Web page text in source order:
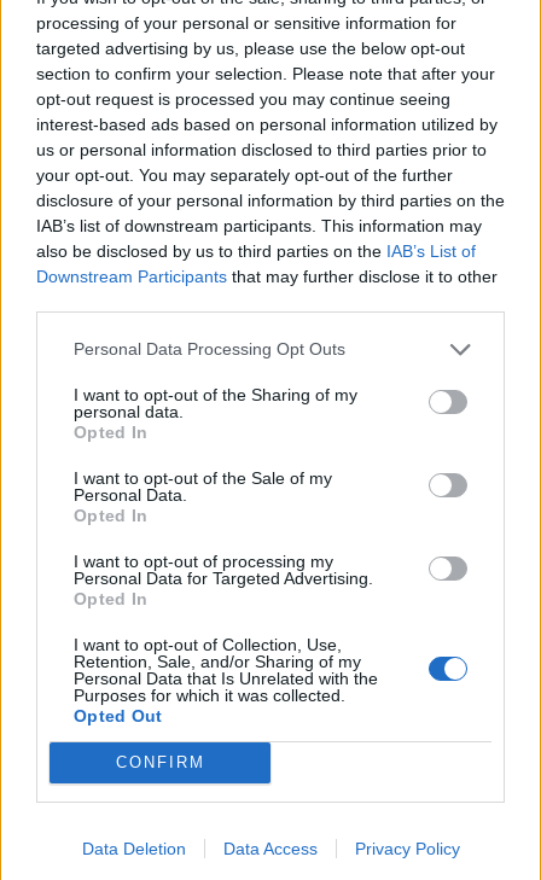
processing of your personal or sensitive information for
targeted advertising by us, please use the below opt-out
section to confirm your selection. Please note that after your
opt-out request is processed you may continue seeing
interest-based ads based on personal information utilized by
us or personal information disclosed to third parties prior to
your opt-out. You may separately opt-out of the further
disclosure of your personal information by third parties on the
IAB’s list of downstream participants. This information may
also be disclosed by us to third parties on the IAB’s List of
Downstream Participants that may further disclose it to other
Personal Data Processing Opt Outs
I want to opt-out of the Sharing of my
personal data.
Opted In
I want to opt-out of the Sale of my
Personal Data.
Opted In
I want to opt-out of processing my
Personal Data for Targeted Advertising.
Opted In
I want to opt-out of Collection, Use,
Retention, Sale, and/or Sharing of my
Personal Data that Is Unrelated with the
Purposes for which it was collected.
Opted Out
CONFIRM
Data Deletion Data Access Privacy Policy
Εξαρθρώθηκε ομάδα που διακινούσε ναρκωτικά στην
Αθήνα και στην περιοχή της Πανεπιστημιούπολης
Ζωγράφου
19:33
Στέγνωσαν οι βρύσες σε Μαραθίτη και Βασιλειές
19:23
Τραγωδία στην Πάρο: Πνίγηκε 4χρονος σε πισίνα beach
bar
Συνελήφθη 49χρονος, βασικό μέλος της εγκληματικής
οργάνωσης του «Έντικ»
Το Φεστιβάλ Κινηματογράφου Χανίων παρουσιάζει τις
καλοκαιρινές του εκθέσεις
19:04
Καύσωνας και καρδιοπαθείς: Οδηγός προστασίας από
18:59
Μπρουτζάκης από την «Ελπίδα»
18:58
Ένας σοβαρά τραυματίας από τροχαίο με γουρούνα στην
Ηλεία
18:55
πατέρα του Μέσι